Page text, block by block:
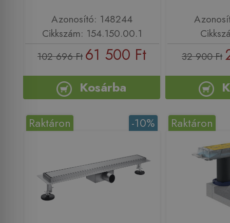
Azonosító: 148244
Cikkszám: 154.150.00.1
102 696 Ft 61 500 Ft
Kosárba
32 900 Ft
-10%
Raktáron Raktáron